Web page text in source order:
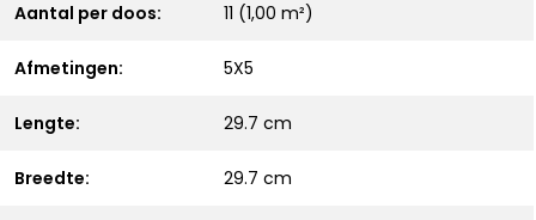
Aantal per doos: 11 (1,00 m²)
Afmetingen: 5X5
Lengte: 29.7 cm
Breedte: 29.7 cm